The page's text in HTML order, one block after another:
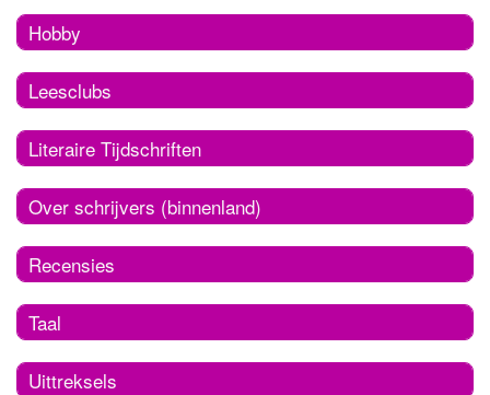
Hobby
Leesclubs
Literaire Tijdschriften
Over schrijvers (binnenland)
Recensies
Taal
Uittreksels